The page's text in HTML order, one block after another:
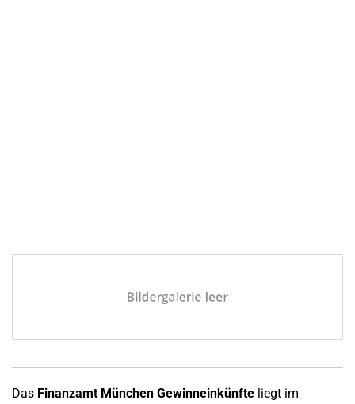
Das Finanzamt München Gewinneinkünfte liegt im